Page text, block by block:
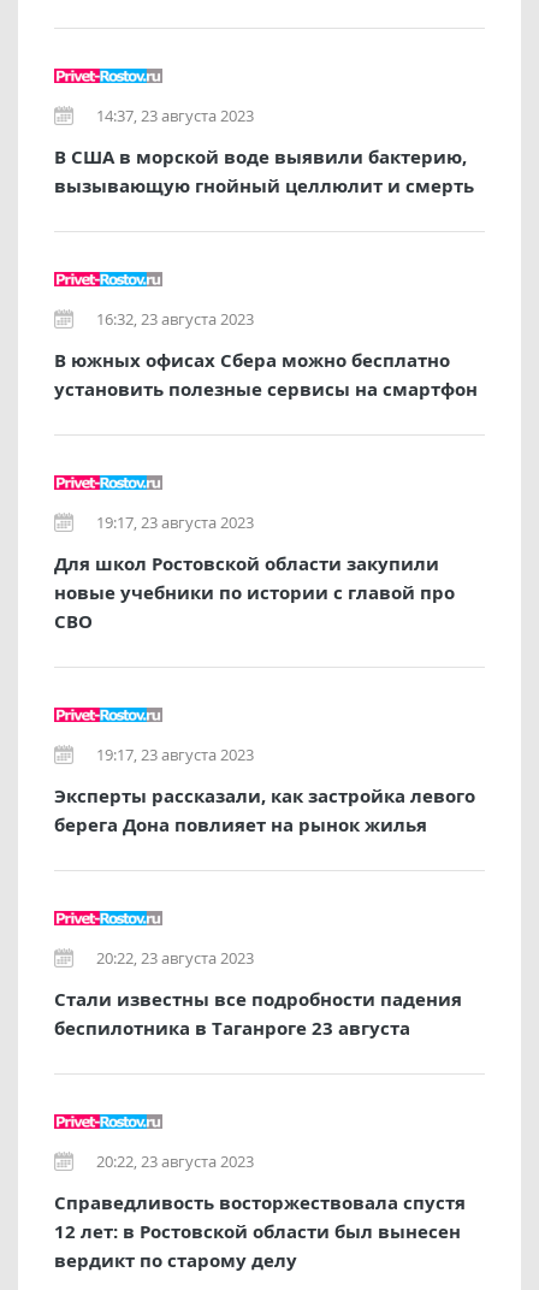
14:37, 23 августа 2023
В США в морской воде выявили бактерию,
вызывающую гнойный целлюлит и смерть
16:32, 23 августа 2023
В южных офисах Сбера можно бесплатно
установить полезные сервисы на смартфон
19:17, 23 августа 2023
Для школ Ростовской области закупили
новые учебники по истории с главой про
СВО
19:17, 23 августа 2023
Эксперты рассказали, как застройка левого
берега Дона повлияет на рынок жилья
20:22, 23 августа 2023
Стали известны все подробности падения
беспилотника в Таганроге 23 августа
20:22, 23 августа 2023
Справедливость восторжествовала спустя
12 лет: в Ростовской области был вынесен
вердикт по старому делу